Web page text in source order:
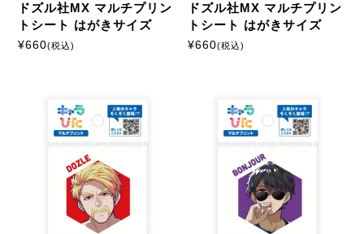
ドズル社MX マルチプリン
トシート はがきサイズ
¥660(税込)
ドズル社MX マルチプリン
トシート はがきサイズ
¥660(税込)